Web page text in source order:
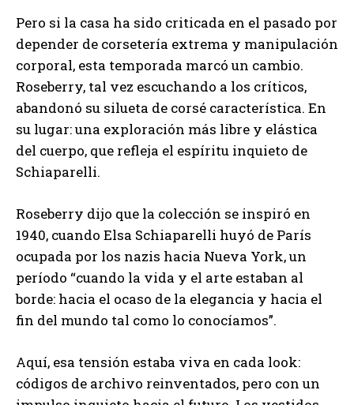
Pero si la casa ha sido criticada en el pasado por
depender de corsetería extrema y manipulación
corporal, esta temporada marcó un cambio.
Roseberry, tal vez escuchando a los críticos,
abandonó su silueta de corsé característica. En
su lugar: una exploración más libre y elástica
del cuerpo, que refleja el espíritu inquieto de
Schiaparelli.
Roseberry dijo que la colección se inspiró en
1940, cuando Elsa Schiaparelli huyó de París
ocupada por los nazis hacia Nueva York, un
período “cuando la vida y el arte estaban al
borde: hacia el ocaso de la elegancia y hacia el
fin del mundo tal como lo conocíamos”.
Aquí, esa tensión estaba viva en cada look:
códigos de archivo reinventados, pero con un